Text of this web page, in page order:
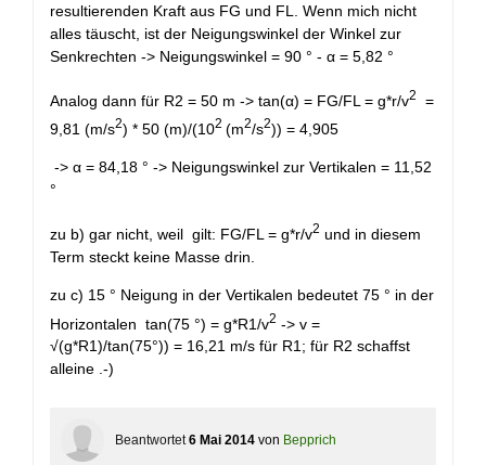
resultierenden Kraft aus FG und FL. Wenn mich nicht
alles täuscht, ist der Neigungswinkel der Winkel zur
Senkrechten -> Neigungswinkel = 90 ° - α = 5,82 °
Analog dann für R2 = 50 m -> tan(α) = FG/FL = g*r/v2
=
9,81 (m/s2) * 50 (m)/(102 (m2/s2)) = 4,905
-> α = 84,18 ° -> Neigungswinkel zur Vertikalen = 11,52
°
zu b) gar nicht, weil gilt: FG/FL = g*r/v2 und in diesem
Term steckt keine Masse drin.
zu c) 15 ° Neigung in der Vertikalen bedeutet 75 ° in der
Horizontalen tan(75 °) = g*R1/v2 -> v =
√(g*R1)/tan(75°)) = 16,21 m/s für R1; für R2 schaffst
alleine .-)
Beantwortet 6 Mai 2014 von Bepprich